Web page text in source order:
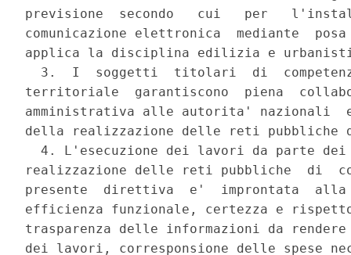
previsione  secondo   cui   per
comunicazione elettronica  mediante
applica la disciplina edilizia e
3.  I  soggetti  titolari  di
territoriale  garantiscono  piena
amministrativa alle autorita' nazionali
della realizzazione delle reti pubbliche
4. L'esecuzione dei lavori da parte
realizzazione delle reti pubbliche  di
presente  direttiva  e'  improntata  alla
efficienza funzionale, certezza e
trasparenza delle informazioni da
dei lavori, corresponsione delle spese